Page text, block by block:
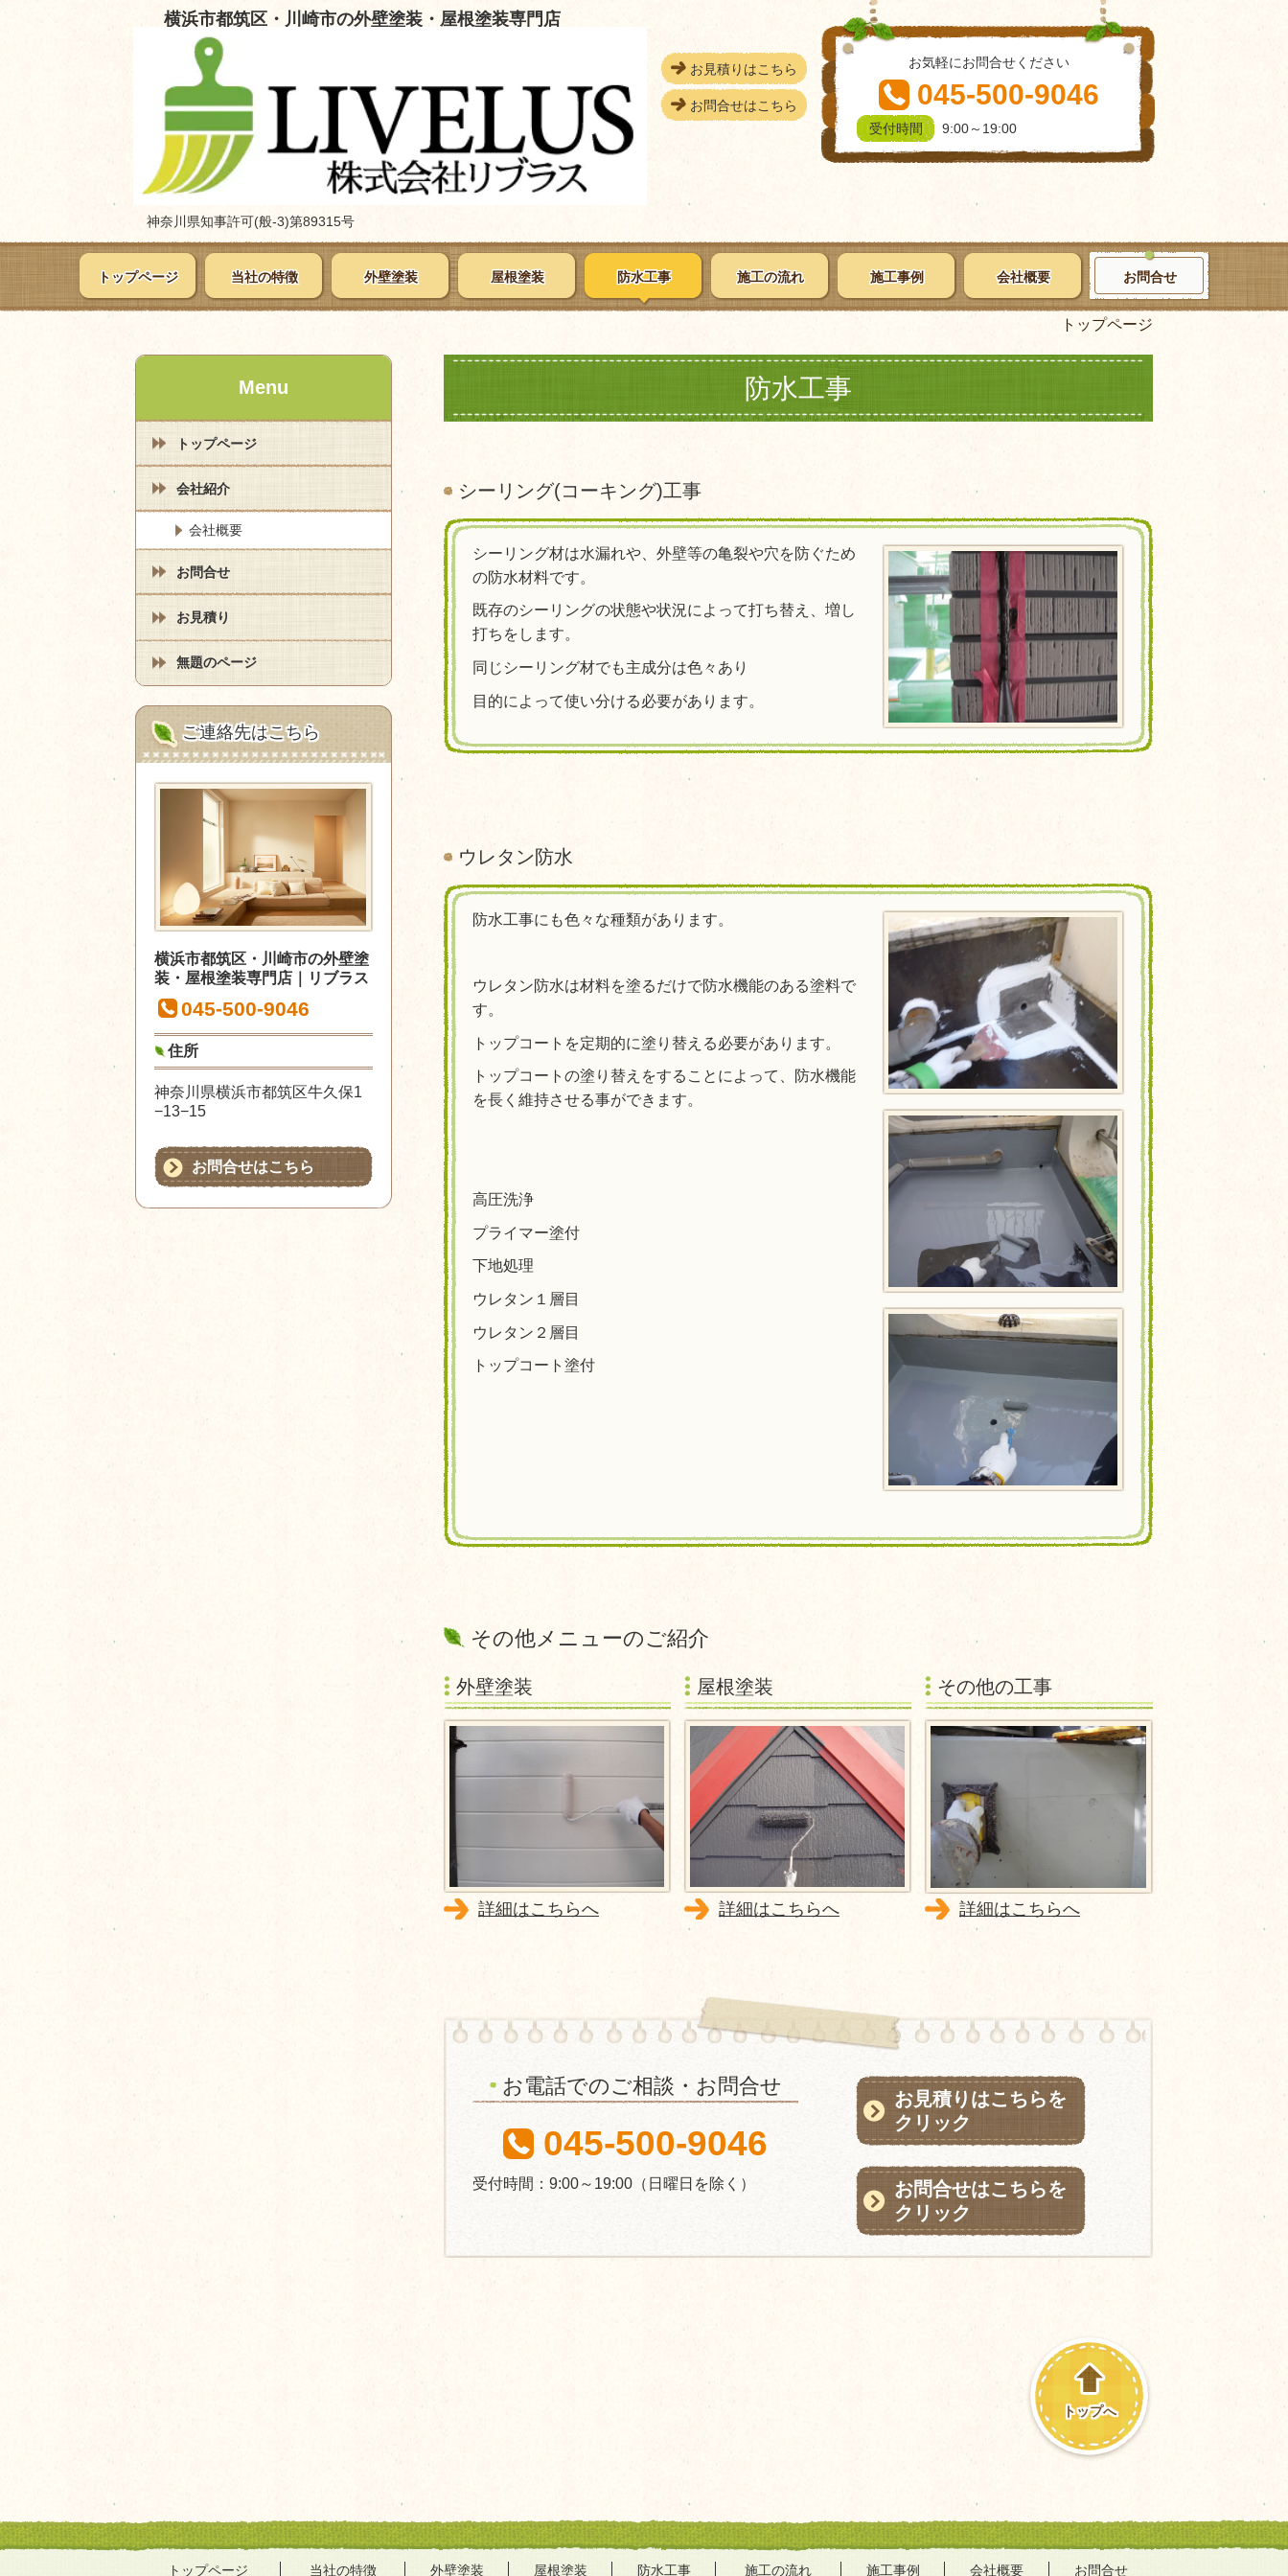
横浜市都筑区・川崎市の外壁塗装・屋根塗装専門店
神奈川県知事許可(般-3)第89315号
お見積りはこちら
お問合せはこちら
お気軽にお問合せください
045-500-9046
受付時間 9:00～19:00
トップページ 当社の特徴 外壁塗装 屋根塗装 防水工事 施工の流れ 施工事例 会社概要 お問合せ
トップページ
防水工事
シーリング(コーキング)工事
シーリング材は水漏れや、外壁等の亀裂や穴を防ぐため
の防水材料です。
既存のシーリングの状態や状況によって打ち替え、増し
打ちをします。
同じシーリング材でも主成分は色々あり
目的によって使い分ける必要があります。
ウレタン防水
防水工事にも色々な種類があります。
ウレタン防水は材料を塗るだけで防水機能のある塗料で
す。
トップコートを定期的に塗り替える必要があります。
トップコートの塗り替えをすることによって、防水機能
を長く維持させる事ができます。
高圧洗浄
プライマー塗付
下地処理
ウレタン１層目
ウレタン２層目
トップコート塗付
その他メニューのご紹介
外壁塗装
詳細はこちらへ
屋根塗装
詳細はこちらへ
その他の工事
詳細はこちらへ
お見積りはこちらを
クリック
お問合せはこちらを
クリック
お電話でのご相談・お問合せ
045-500-9046
受付時間：9:00～19:00 （日曜日を除く）
トップへ
Menu
トップページ
会社紹介
会社概要
お問合せ
お見積り
無題のページ
ご連絡先はこちら
横浜市都筑区・川崎市の外壁塗
装・屋根塗装専門店｜リブラス
045-500-9046
住所
神奈川県横浜市都筑区牛久保1
−13−15
お問合せはこちら
トップページ 当社の特徴 外壁塗装 屋根塗装 防水工事 施工の流れ 施工事例 会社概要 お問合せ